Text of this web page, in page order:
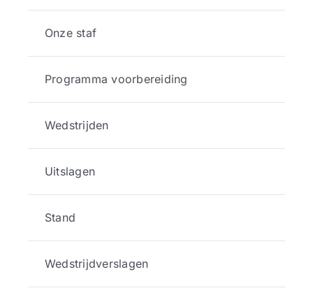
Onze staf
Programma voorbereiding
Wedstrijden
Uitslagen
Stand
Wedstrijdverslagen